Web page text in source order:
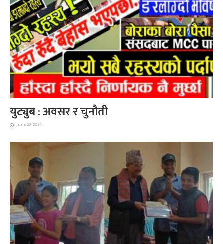
युट्युब : अवसर र चुनौती
June 26, 2024